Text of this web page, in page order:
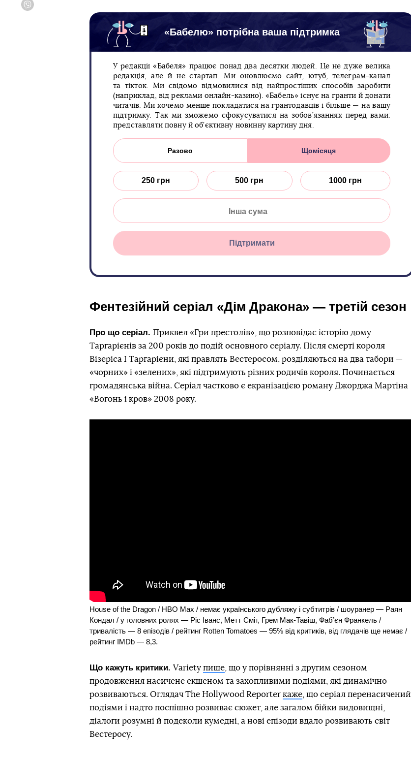
«Бабелю» потрібна ваша підтримка
У редакції «Бабеля» працює понад два десятки людей. Це не дуже велика
редакція, але й не стартап. Ми оновлюємо сайт, ютуб, телеграм-канал
та тікток. Ми свідомо відмовилися від найпростіших способів заробити
(наприклад, від реклами онлайн-казино). «Бабель» існує на гранти й донати
читачів. Ми хочемо менше покладатися на грантодавців і більше — на вашу
підтримку. Так ми зможемо сфокусуватися на зобов’язаннях перед вами:
представляти повну й об’єктивну новинну картину дня.
Разово Щомісяця
250 грн 500 грн 1000 грн
Підтримати
Фентезійний серіал «Дім Дракона» — третій сезон
Про що серіал. Приквел «Гри престолів», що розповідає історію дому
Таргарієнів за 200 років до подій основного серіалу. Після смерті короля
Візеріса I Таргарієни, які правлять Вестеросом, розділяються на два табори —
«чорних» і «зелених», які підтримують різних родичів короля. Починається
громадянська війна. Серіал частково є екранізацією роману Джорджа Мартіна
«Вогонь і кров» 2008 року.
House of the Dragon / HBO Max / немає українського дубляжу і субтитрів / шоуранер — Раян
Кондал / у головних ролях — Ріс Іванс, Метт Сміт, Грем Мак-Тавіш, Фаб’єн Франкель /
тривалість — 8 епізодів / рейтинг Rotten Tomatoes — 95% від критиків, від глядачів ще немає /
рейтинг IMDb — 8,3.
Що кажуть критики. Variety пише , що у порівнянні з другим сезоном
продовження насичене екшеном та захопливими подіями, які динамічно
розвиваються. Оглядач The Hollywood Reporter каже , що серіал перенасичений
подіями і надто поспішно розвиває сюжет, але загалом бійки видовищні,
діалоги розумні й подеколи кумедні, а нові епізоди вдало розвивають світ
Вестеросу.